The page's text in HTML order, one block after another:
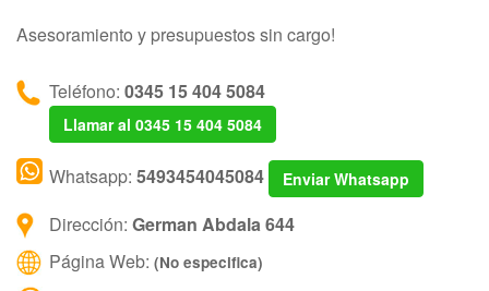
Asesoramiento y presupuestos sin cargo!
Teléfono: 0345 15 404 5084
Llamar al 0345 15 404 5084
Whatsapp: 5493454045084 Enviar Whatsapp
Dirección: German Abdala 644
Página Web: (No especifica)